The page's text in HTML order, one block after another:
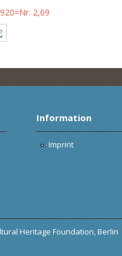
2,69
Information
Imprint
Heritage Foundation, Berlin